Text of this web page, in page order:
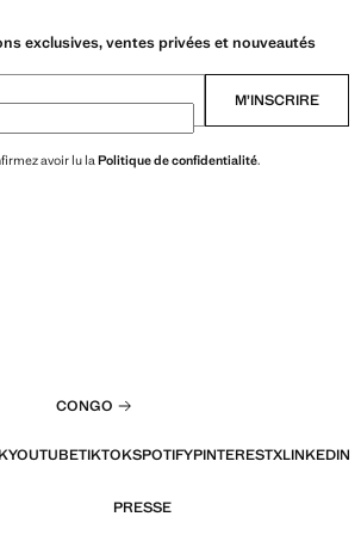
exclusives, ventes privées et nouveautés
M’INSCRIRE
avoir lu la Politique de confidentialité.
CONGO
YOUTUBETIKTOKSPOTIFYPINTERESTXLINKEDIN
PRESSE